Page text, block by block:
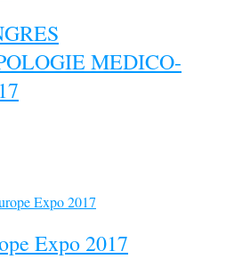
MEDICO-
Expo 2017